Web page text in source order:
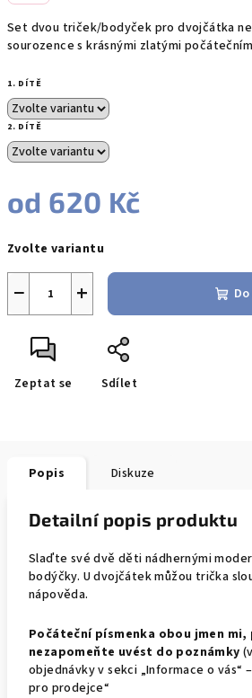
Set dvou triček/bodyček pro dvojčátka
sourozence s krásnými zlatými
1. DÍTĚ
2. DÍTĚ
od 620 Kč
cena:
Zvolte variantu
+
−
Zeptat se Sdílet
Popis Diskuze
Detailní popis produktu
Slaďte své dvě děti nádhernými
bodýčky. U dvojčátek můžou trička
nápověda.
Počáteční písmenka obou jmen
nezapomeňte uvést do poznámky
objednávky v sekci „Informace o vás“
pro prodejce“